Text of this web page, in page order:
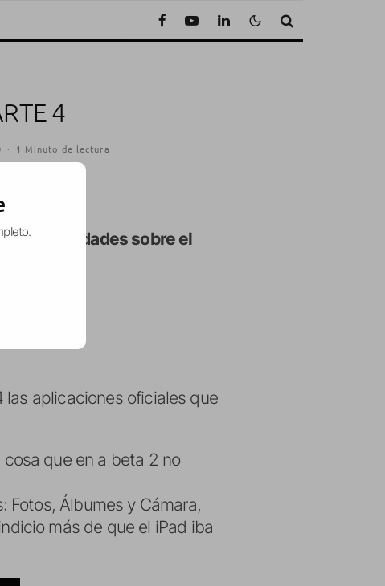
4
· 1 Minuto de lectura
decuriosidades sobre el
las aplicaciones oficiales que
que en a beta 2 no
Fotos, Álbumes y Cámara,
más de que el iPad iba